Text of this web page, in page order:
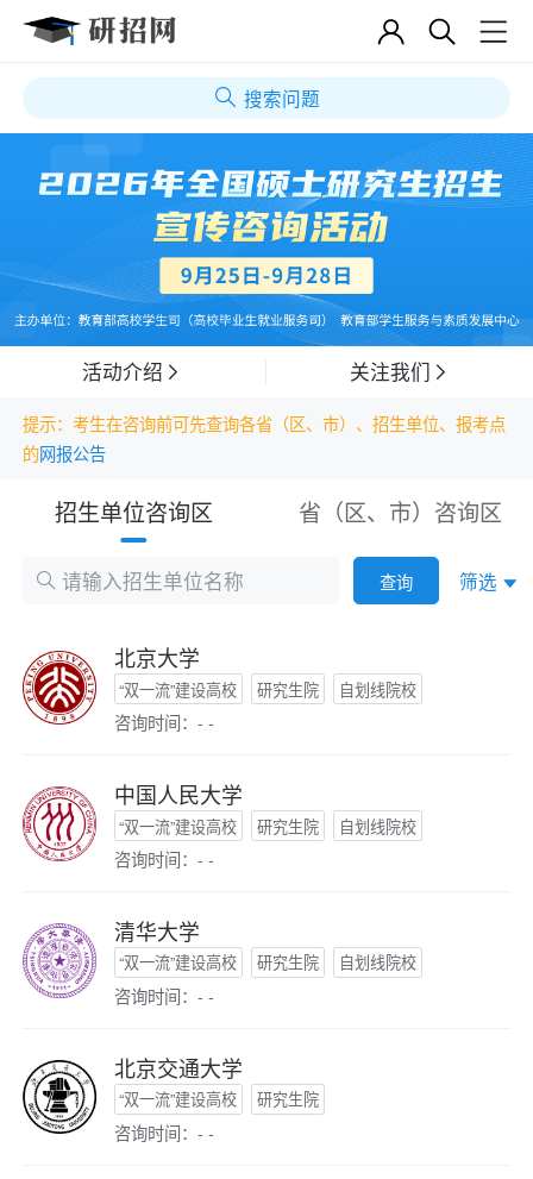
搜索问题
活动介绍 关注我们
提示：考生在咨询前可先查询各省（区、市）、招生单位、报考点
的网报公告
招生单位咨询区 省（区、市）咨询区
查询 筛选
北京大学
“双一流”建设高校 研究生院 自划线院校
咨询时间：- -
中国人民大学
“双一流”建设高校 研究生院 自划线院校
咨询时间：- -
清华大学
“双一流”建设高校 研究生院 自划线院校
咨询时间：- -
北京交通大学
“双一流”建设高校 研究生院
咨询时间：- -